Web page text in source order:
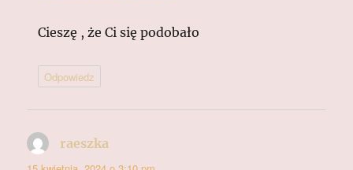
Cieszę , że Ci się podobało
Odpowiedz
raeszka